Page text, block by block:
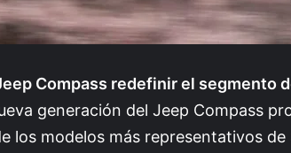
Compass redefinir el segmento
generación del Jeep Compass
los modelos más representativos